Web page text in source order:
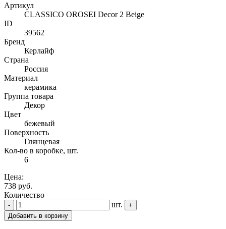
Артикул
CLASSICO OROSEI Decor 2 Beige
ID
39562
Бренд
Керлайф
Страна
Россия
Материал
керамика
Группа товара
Декор
Цвет
бежевый
Поверхность
Глянцевая
Кол-во в коробке, шт.
6
Цена:
738 руб.
Количество
- шт.
+
Добавить в корзину